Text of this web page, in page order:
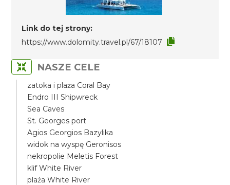
Link do tej strony:
https://www.dolomity.travel.pl/67/18107
NASZE CELE
zatoka i plaża Coral Bay
Endro III Shipwreck
Sea Caves
St. Georges port
Agios Georgios Bazylika
widok na wyspę Geronisos
nekropolie Meletis Forest
klif White River
plaża White River